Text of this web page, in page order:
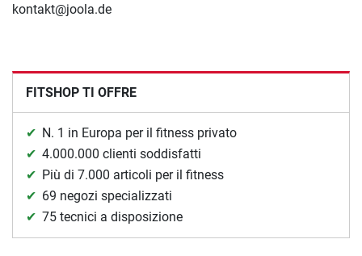
kontakt@joola.de
FITSHOP TI OFFRE
N. 1 in Europa per il fitness privato
4.000.000 clienti soddisfatti
Più di 7.000 articoli per il fitness
69 negozi specializzati
75 tecnici a disposizione